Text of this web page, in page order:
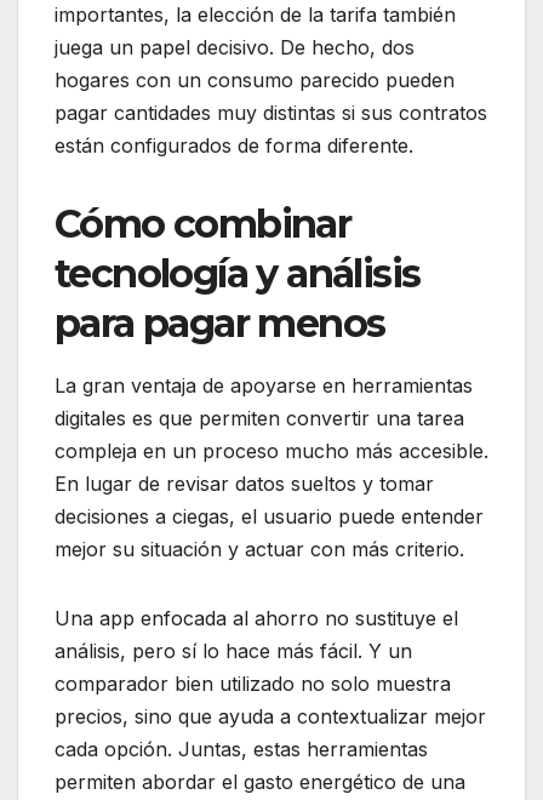
importantes, la elección de la tarifa también
juega un papel decisivo. De hecho, dos
hogares con un consumo parecido pueden
pagar cantidades muy distintas si sus contratos
están configurados de forma diferente.
Cómo combinar
tecnología y análisis
para pagar menos
La gran ventaja de apoyarse en herramientas
digitales es que permiten convertir una tarea
compleja en un proceso mucho más accesible.
En lugar de revisar datos sueltos y tomar
decisiones a ciegas, el usuario puede entender
mejor su situación y actuar con más criterio.
Una app enfocada al ahorro no sustituye el
análisis, pero sí lo hace más fácil. Y un
comparador bien utilizado no solo muestra
precios, sino que ayuda a contextualizar mejor
cada opción. Juntas, estas herramientas
permiten abordar el gasto energético de una